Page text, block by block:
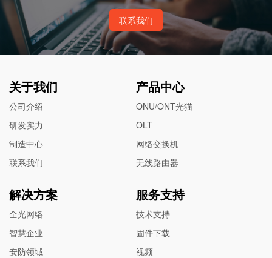
联系我们
关于我们
公司介绍
研发实力
制造中心
联系我们
产品中心
ONU/ONT光猫
OLT
网络交换机
无线路由器
解决方案
全光网络
智慧企业
安防领域
服务支持
技术支持
固件下载
视频